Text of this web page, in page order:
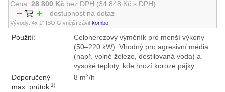
Cena:28 800 Kč bez DPH (34 848 Kč s DPH)
dostupnost na dotaz
Vývody: 4x 1" ISO G vnější závit kombo
Použití:
Celonerezový výměník pro menší výkony
(50–220 kW). Vhodný pro agresivní média
(např. volné železo, destilovaná voda) a
vysoké teploty, kde hrozí koroze pájky.
Doporučený
max. průtok1):
8 m3/h